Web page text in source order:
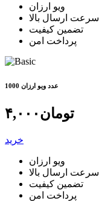
ویو ارزان
سرعت ارسال بالا
تضمین کیفیت
پرداخت امن
1000 عدد ویو ارزان
۴,۰۰۰تومان
خرید
ویو ارزان
سرعت ارسال بالا
تضمین کیفیت
پرداخت امن